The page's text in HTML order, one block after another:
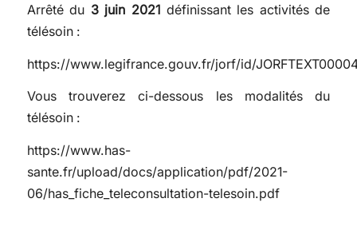
Arrêté du 3 juin 2021 définissant les activités de
télésoin :
https://www.legifrance.gouv.fr/jorf/id/
Vous trouverez ci-dessous les modalités du
télésoin :
https://www.has-
sante.fr/upload/docs/application/pdf/2021-
06/has_fiche_teleconsultation-telesoin.pdf